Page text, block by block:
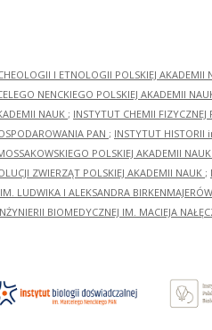
I ETNOLOGII POLSKIEJ AKADEMII
NENCKIEGO POLSKIEJ AKADEMII
NAUK ; INSTYTUT CHEMII FIZYCZNEJ
PAN ; INSTYTUT HISTORII
POLSKIEJ AKADEMII NAUK
ZWIERZĄT POLSKIEJ AKADEMII NAUK ;
LUDWIKA I ALEKSANDRA
BIOMEDYCZNEJ IM. MACIEJA